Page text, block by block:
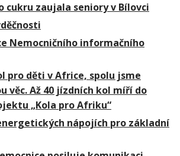
cukru zaujala seniory v Bílovci
Nemocničního informačního
pro děti v Africe, spolu jsme
věc. Až 40 jízdních kol míří do
„Kola pro Afriku“
nápojích pro základní